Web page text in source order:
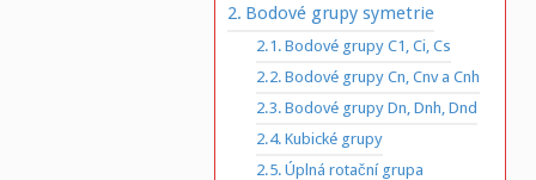
Bodové grupy symetrie
Bodové grupy C1, Ci, Cs
Bodové grupy Cn, Cnv a Cnh
Bodové grupy Dn, Dnh, Dnd
Kubické grupy
Úplná rotační grupa